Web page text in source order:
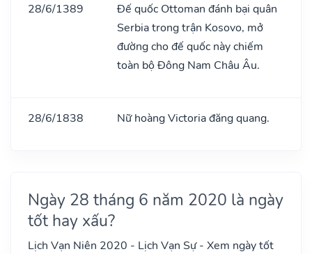
28/6/1389
Đế quốc Ottoman đánh bại quân
Serbia trong trận Kosovo, mở
đường cho đế quốc này chiếm
toàn bộ Đông Nam Châu Âu.
28/6/1838 Nữ hoàng Victoria đăng quang.
Ngày 28 tháng 6 năm 2020 là ngày
tốt hay xấu?
Lịch Vạn Niên 2020 - Lịch Vạn Sự - Xem ngày tốt